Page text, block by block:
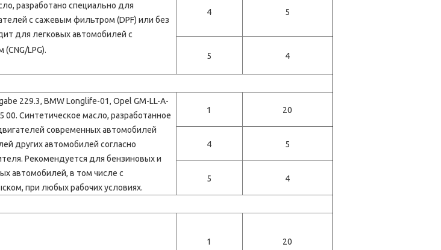
разработано специально для
с сажевым фильтром (DPF) или без
для легковых автомобилей с
LPG).
4 5
5 4
229.3, BMW Longlife-01, Opel GM-LL-A-
00. Синтетическое масло, разработанное
современных автомобилей
других автомобилей согласно
Рекомендуется для бензиновых и
автомобилей, в том числе с
при любых рабочих условиях.
1 20
4 5
5 4
1 20